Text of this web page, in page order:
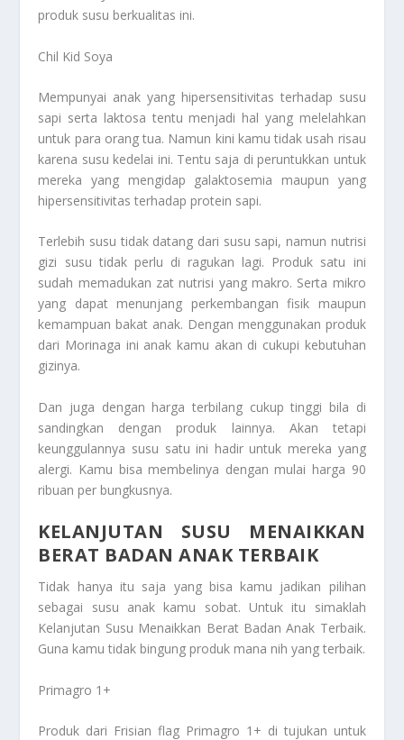
produk susu berkualitas ini.
Chil Kid Soya
Mempunyai anak yang hipersensitivitas terhadap susu
sapi serta laktosa tentu menjadi hal yang melelahkan
untuk para orang tua. Namun kini kamu tidak usah risau
karena susu kedelai ini. Tentu saja di peruntukkan untuk
mereka yang mengidap galaktosemia maupun yang
hipersensitivitas terhadap protein sapi.
Terlebih susu tidak datang dari susu sapi, namun nutrisi
gizi susu tidak perlu di ragukan lagi. Produk satu ini
sudah memadukan zat nutrisi yang makro. Serta mikro
yang dapat menunjang perkembangan fisik maupun
kemampuan bakat anak. Dengan menggunakan produk
dari Morinaga ini anak kamu akan di cukupi kebutuhan
gizinya.
Dan juga dengan harga terbilang cukup tinggi bila di
sandingkan dengan produk lainnya. Akan tetapi
keunggulannya susu satu ini hadir untuk mereka yang
alergi. Kamu bisa membelinya dengan mulai harga 90
ribuan per bungkusnya.
KELANJUTAN SUSU MENAIKKAN
BERAT BADAN ANAK TERBAIK
Tidak hanya itu saja yang bisa kamu jadikan pilihan
sebagai susu anak kamu sobat. Untuk itu simaklah
Kelanjutan Susu Menaikkan Berat Badan Anak Terbaik.
Guna kamu tidak bingung produk mana nih yang terbaik.
Primagro 1+
Produk dari Frisian flag Primagro 1+ di tujukan untuk